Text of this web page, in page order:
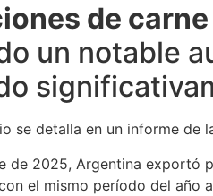
de
un notable
se detalla en un informe de
de 2025, Argentina exportó
el mismo período del año